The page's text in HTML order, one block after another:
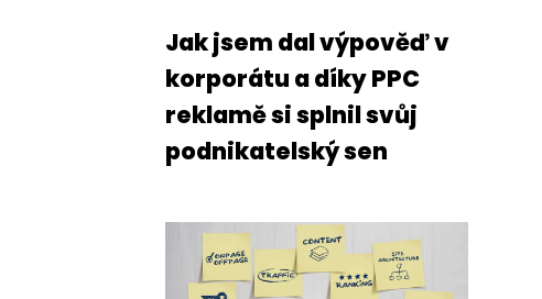
Jak jsem dal výpověď v
korporátu a díky PPC
reklamě si splnil svůj
podnikatelský sen